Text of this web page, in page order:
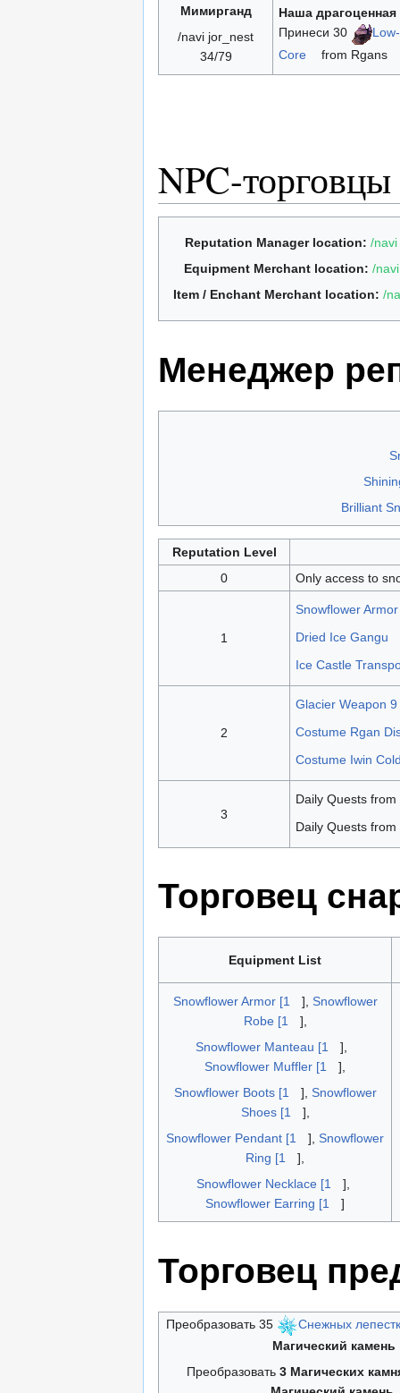
Мимирганд
/navi jor_nest
34/79
Наша драгоценная
Принеси 30
Core
from Rgans
NPC-торговцы
Reputation Manager location: /
Equipment Merchant location: /
Item / Enchant Merchant location: /
Менеджер
Brilliant
Reputation Level
0
Only access to
1
Snowflower
Dried Ice Gangu
Ice Castle
2
Glacier Weapon
Costume Rgan
Costume Iwin
3
Daily Quests
Daily Quests
Торговец
Equipment List
Snowflower Armor [1 ], Snowflower
Robe [1
],
Snowflower Manteau [1
],
Snowflower Muffler [1
],
Snowflower Boots [1
], Snowflower
Shoes [1
],
Snowflower Pendant [1
], Snowflower
Ring [1
],
Snowflower Necklace [1
],
Snowflower Earring [1
]
Торговец
Преобразовать 35
Снежных
Магический камень
Преобразовать 3 Магических